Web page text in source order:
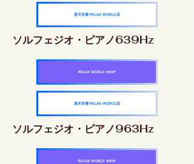
楽天市場 RELAX WORLD店
ソルフェジオ・ピアノ639Hz
RELAX WORLD SHOP
楽天市場 RELAX WORLD店
ソルフェジオ・ピアノ963Hz
RELAX WORLD SHOP